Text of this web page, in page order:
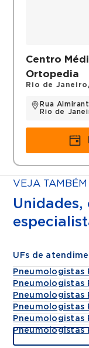
Centro
Ortopedia
Rio de
Rua
Rio de
VEJA TAMBÉM
Unidades,
UFs de
Pneumologistas
Pneumologistas
Pneumologistas
Pneumologistas
Pneumologistas
Pneumologistas